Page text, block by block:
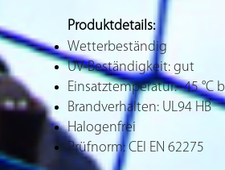
Produktdetails:
Wetterbeständig
UV-Beständigkeit: gut
Einsatztemperatur: -45 °C
Brandverhalten: UL94 HB
Halogenfrei
Prüfnorm: CEI EN 62275